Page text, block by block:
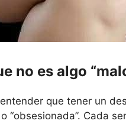
no es algo
que tener un
“obsesionada”. Cada